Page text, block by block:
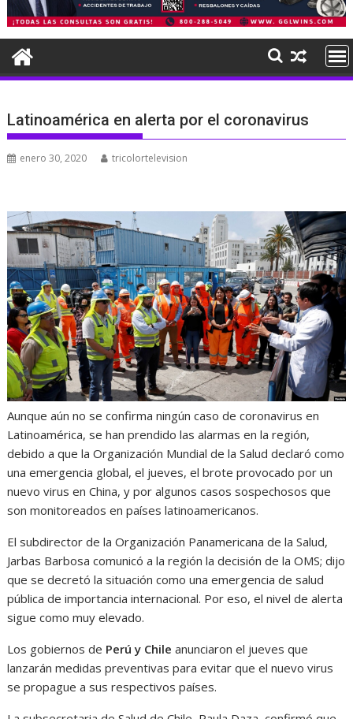
Latinoamérica en alerta por el coronavirus
enero 30, 2020 tricolortelevision
Aunque aún no se confirma ningún caso de coronavirus en
Latinoamérica, se han prendido las alarmas en la región,
debido a que la Organización Mundial de la Salud declaró como
una emergencia global, el jueves, el brote provocado por un
nuevo virus en China, y por algunos casos sospechosos que
son monitoreados en países latinoamericanos.
El subdirector de la Organización Panamericana de la Salud,
Jarbas Barbosa comunicó a la región la decisión de la OMS; dijo
que se decretó la situación como una emergencia de salud
pública de importancia internacional. Por eso, el nivel de alerta
sigue como muy elevado.
Los gobiernos de Perú y Chile anunciaron el jueves que
lanzarán medidas preventivas para evitar que el nuevo virus
se propague a sus respectivos países.